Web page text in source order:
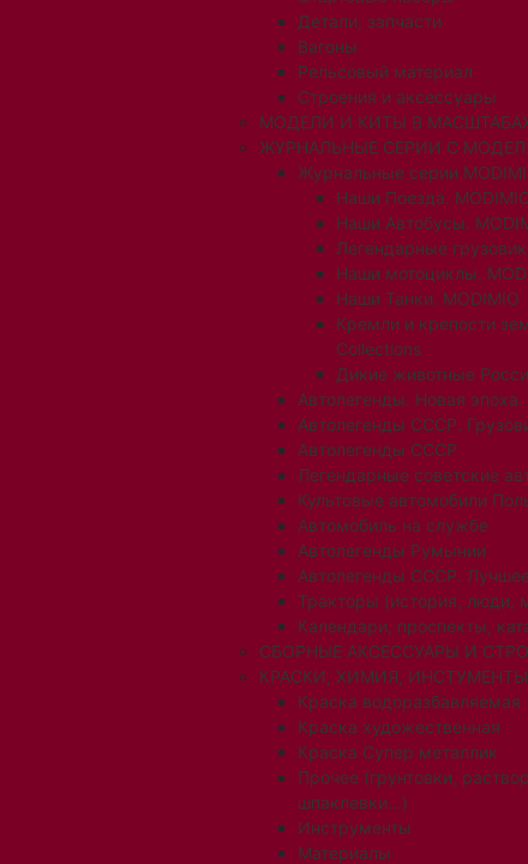
Детали, запчасти
Вагоны
Рельсовый материал
Строения и аксессуары
МОДЕЛИ И КИТЫ В МАСШТАБАХ
ЖУРНАЛЬНЫЕ СЕРИИ С
Журнальные серии
Наши Поезда.
Наши Автобусы.
Легендарные
Наши мотоциклы.
Наши Танки. MODIMIO
Кремли и крепости
Collections
Дикие животные
Автолегенды. Новая
Автолегенды СССР.
Автолегенды СССР
Легендарные советские
Культовые автомобили
Автомобиль на службе
Автолегенды Румынии
Автолегенды СССР.
Тракторы (история, люди,
Календари, проспекты,
СБОРНЫЕ АКСЕССУАРЫ И
КРАСКИ, ХИМИЯ,
Краска водоразбавляемая
Краска художественная
Краска Супер металлик
Прочее (грунтовки,
шпаклевки...)
Инструменты
Материалы